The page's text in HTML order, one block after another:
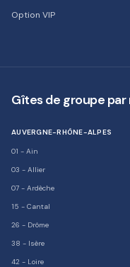
Option VIP
Gîtes de groupe par
AUVERGNE-RHÔNE-ALPES
01 - Ain
03 - Allier
07 - Ardèche
15 - Cantal
26 - Drôme
38 - Isère
42 - Loire